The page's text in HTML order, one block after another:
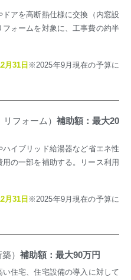
ドアを高断熱仕様に交換（内窓設
ォームを対象に、工事費の約半
月31日※2025年9月現在の予算に
リフォーム） 補助額：最大20
ハイブリッド給湯器など省エネ性
の一部を補助する。リース利用
月31日※2025年9月現在の予算に
築） 補助額：最大90万円
い住宅、住宅設備の導入に対して